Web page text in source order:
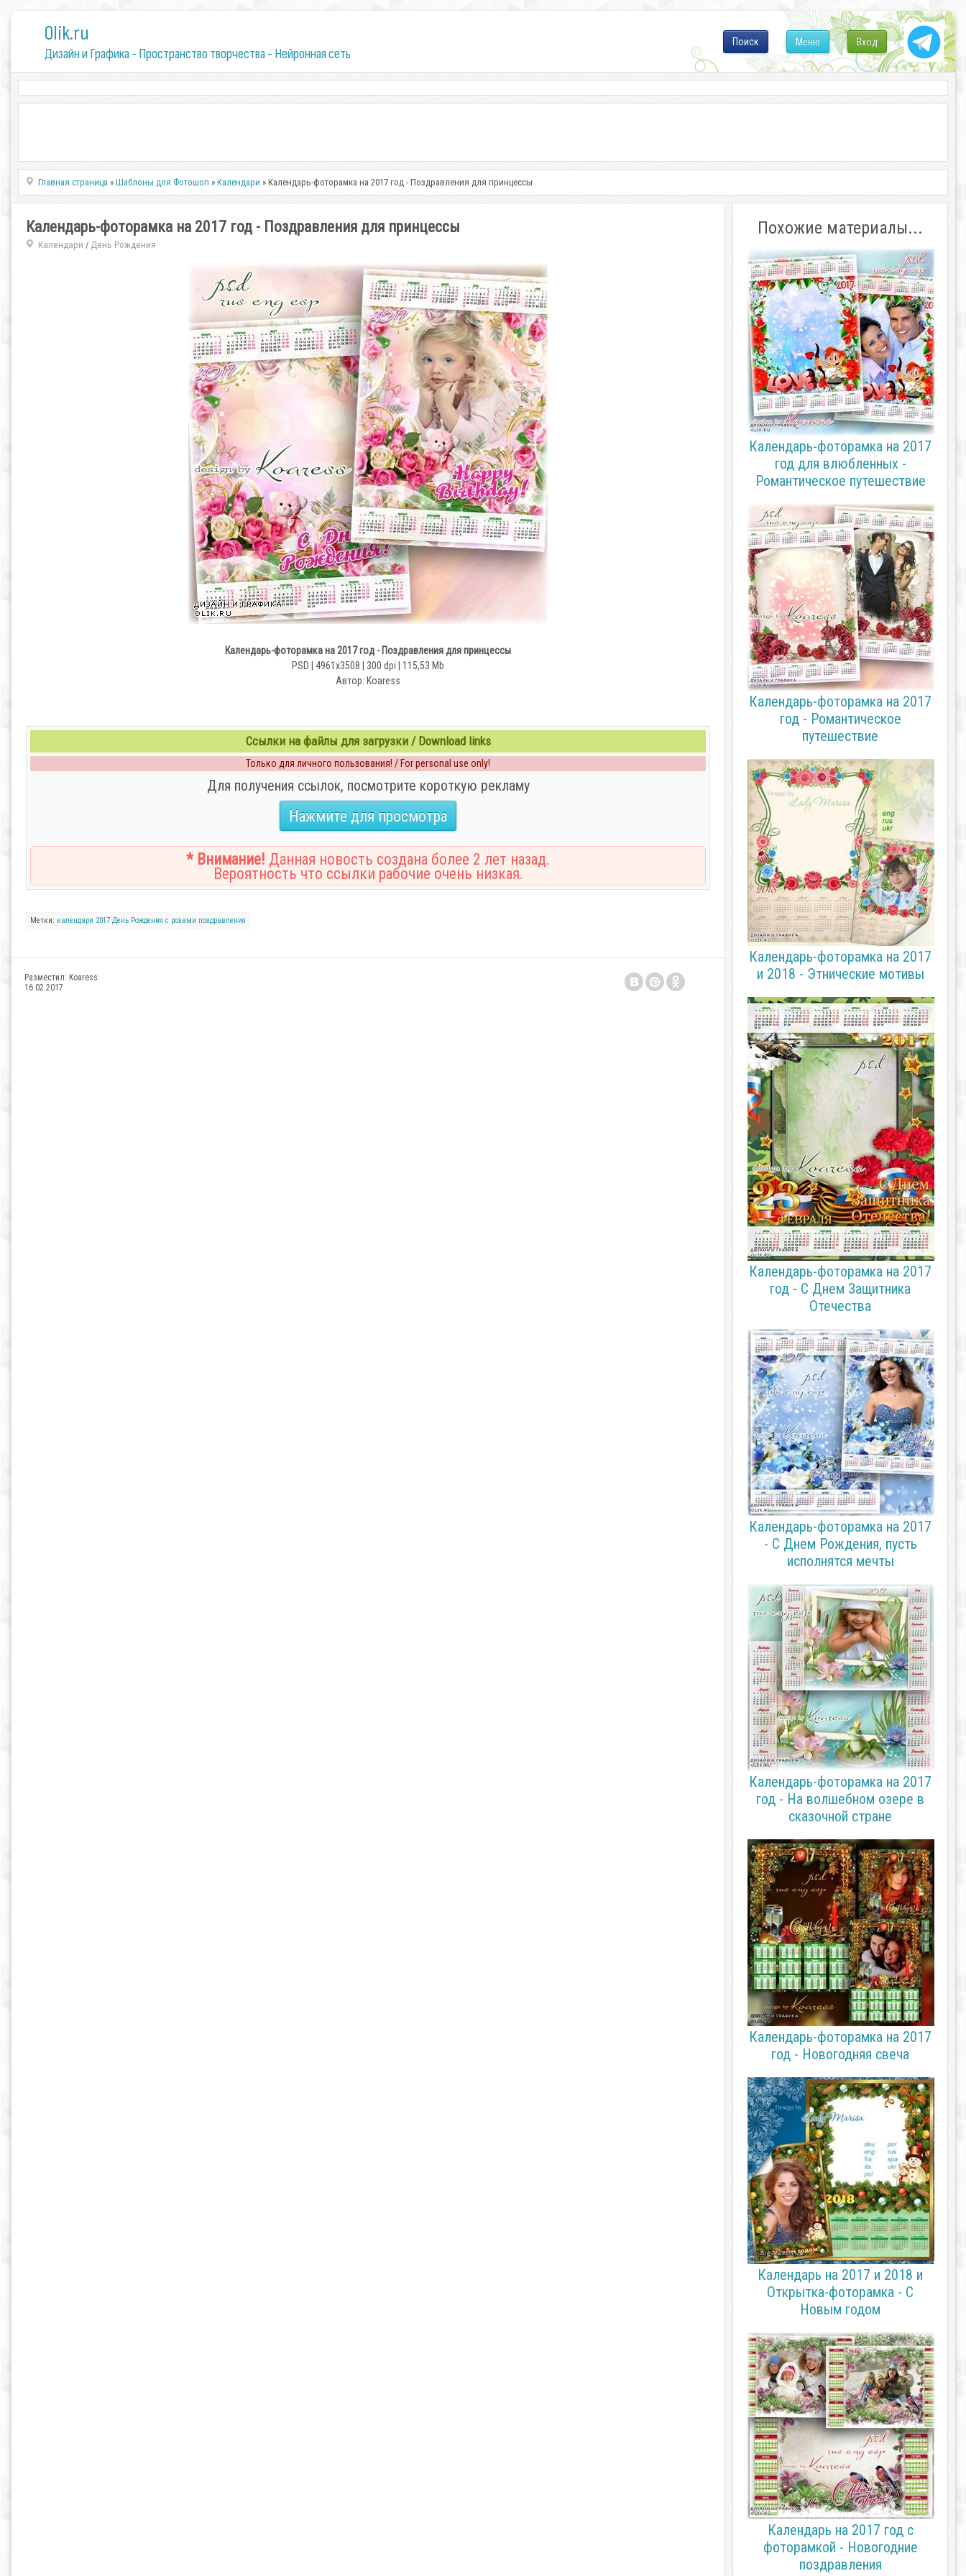
0lik.ru
Дизайн и Графика - Пространство творчества - Нейронная сеть
Вход
Меню
Поиск
Главная страница »Шаблоны для Фотошоп »Календари » Календарь-фоторамка на 2017 год - Поздравления для принцессы
Календарь-фоторамка на 2017 год - Поздравления для принцессы
Календари / День Рождения
Календарь-фоторамка на 2017 год - Поздравления для принцессы
PSD | 4961x3508 | 300 dpi | 115,53 Mb
Автор: Koaress
Ссылки на файлы для загрузки / Download links
Только для личного пользования! / For personal use only!
Для получения ссылок, посмотрите короткую рекламу
Нажмите для просмотра
* Внимание! Данная новость создана более 2 лет назад.
Вероятность что ссылки рабочие очень низкая.
Метки: календари 2017 День Рождения с розами поздравления
Разместил: Koaress
16.02.2017
Похожие материалы...
Календарь-фоторамка на 2017
год для влюбленных -
Романтическое путешествие
Календарь-фоторамка на 2017
год - Романтическое
путешествие
Календарь-фоторамка на 2017
и 2018 - Этнические мотивы
Календарь-фоторамка на 2017
год - С Днем Защитника
Отечества
Календарь-фоторамка на 2017
- С Днем Рождения, пусть
исполнятся мечты
Календарь-фоторамка на 2017
год - На волшебном озере в
сказочной стране
Календарь-фоторамка на 2017
год - Новогодняя свеча
Календарь на 2017 и 2018 и
Открытка-фоторамка - С
Новым годом
Календарь на 2017 год с
фоторамкой - Новогодние
поздравления